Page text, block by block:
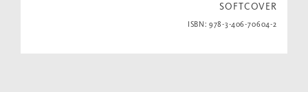
SOFTCOVER
ISBN: 978-3-406-70604-2